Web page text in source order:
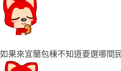
如果來宜蘭包棟不知道要選哪間